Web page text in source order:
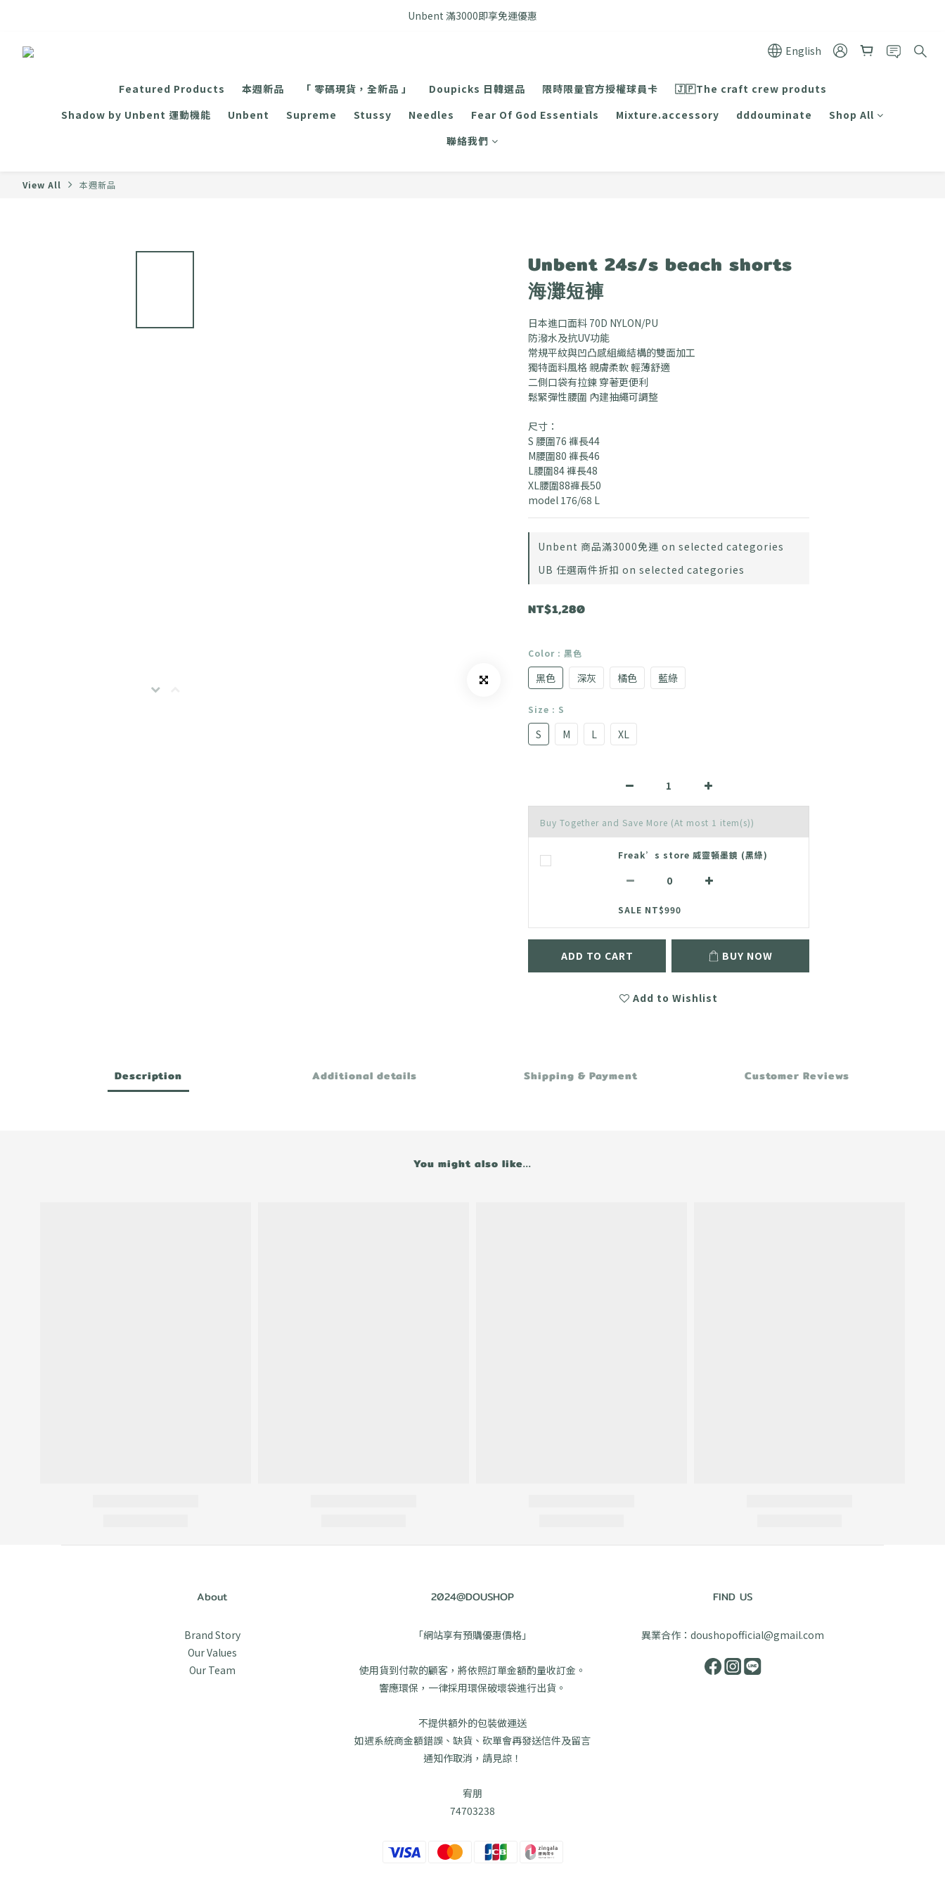
FB搜尋優惠社群 🔎 DOUSHOP 選貨
Unbent 滿3000即享免運優惠
English
Featured Products 本週新品 「 零碼現貨，全新品 」 Doupicks 日韓選品 限時限量官方授權球員卡
🇯🇵The craft crew produts
Shadow by Unbent 運動機能
Unbent Supreme Stussy Needles Fear Of God Essentials Mixture.accessory dddouminate
Shop All
聯絡我們
View All 本週新品
Unbent 24s/s beach shorts
海灘短褲
日本進口面料 70D NYLON/PU
防潑水及抗UV功能
常規平紋與凹凸感組織結構的雙面加工
獨特面料風格 親膚柔軟 輕薄舒適
二側口袋有拉鍊 穿著更便利
鬆緊彈性腰圍 內建抽繩可調整
尺寸：
S 腰圍76 褲長44
M腰圍80 褲長46
L腰圍84 褲長48
XL腰圍88褲長50
model 176/68 L
Unbent 商品滿3000免運 on selected categories
UB 任選兩件折扣 on selected categories
NT$1,280
Color : 黑色
黑色 深灰 橘色 藍綠
Size : S
S M L XL
Buy Together and Save More (At most 1 item(s))
Freak’s store 威靈頓墨鏡 (黑綠)
SALE NT$990
ADD TO CART BUY NOW
Add to Wishlist
Description Additional details Shipping & Payment Customer Reviews
You might also like...
About
Brand Story
Our Values
Our Team
2024@DOUSHOP
「網站享有預購優惠價格」
使用貨到付款的顧客，將依照訂單金額酌量收訂金。
響應環保，一律採用環保破壞袋進行出貨。
不提供額外的包裝做運送
如遇系統商金額錯誤、缺貨、砍單會再發送信件及留言
通知作取消，請見諒！
宥朋
74703238
FIND US
異業合作：doushopofficial@gmail.com